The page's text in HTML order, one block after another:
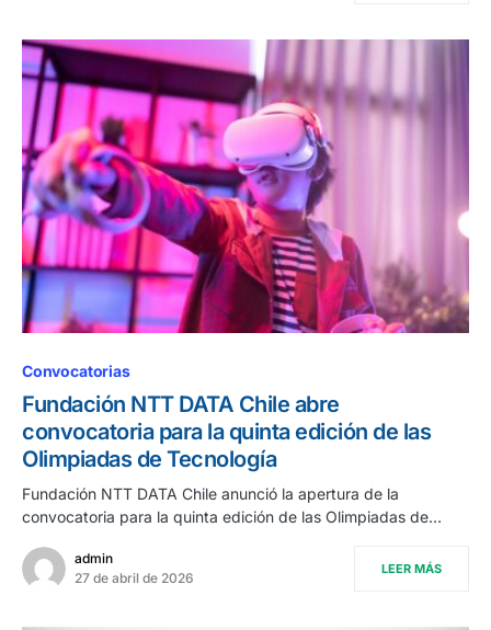
Convocatorias
Fundación NTT DATA Chile abre
convocatoria para la quinta edición de las
Olimpiadas de Tecnología
Fundación NTT DATA Chile anunció la apertura de la
convocatoria para la quinta edición de las Olimpiadas de…
admin
27 de abril de 2026
LEER MÁS